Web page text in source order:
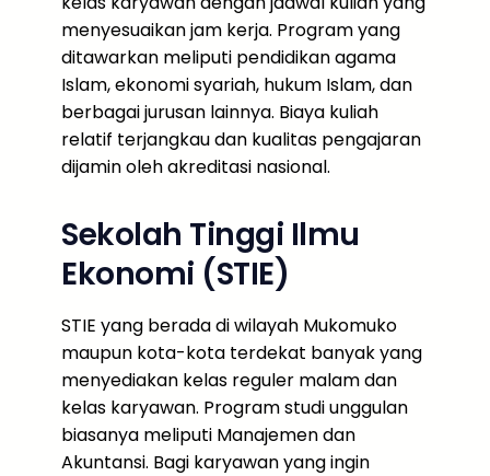
menyesuaikan jam kerja. Program yang
ditawarkan meliputi pendidikan agama
Islam, ekonomi syariah, hukum Islam, dan
berbagai jurusan lainnya. Biaya kuliah
relatif terjangkau dan kualitas pengajaran
dijamin oleh akreditasi nasional.
Sekolah Tinggi Ilmu
Ekonomi (STIE)
STIE yang berada di wilayah Mukomuko
maupun kota-kota terdekat banyak yang
menyediakan kelas reguler malam dan
kelas karyawan. Program studi unggulan
biasanya meliputi Manajemen dan
Akuntansi. Bagi karyawan yang ingin